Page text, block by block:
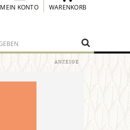
MEIN KONTO WARENKORB